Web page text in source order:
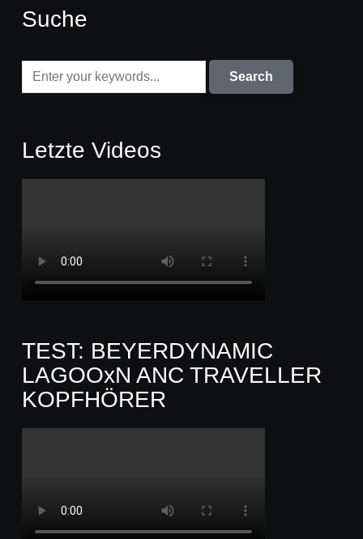
Suche
Letzte Videos
TEST: BEYERDYNAMIC
LAGOOxN ANC TRAVELLER
KOPFHÖRER